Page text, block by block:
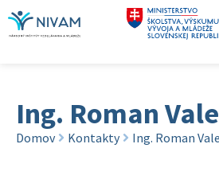
Ing. Roman
Domov Kontakty Ing. Roman